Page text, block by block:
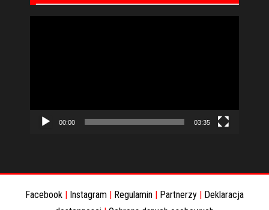
00:00 03:35
Facebook | Instagram | Regulamin | Partnerzy | Deklaracja